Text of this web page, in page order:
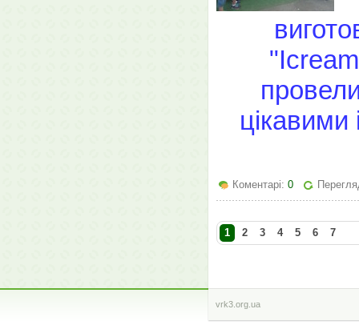
Коментарі: 0
1 2 3 4 5 6 7
vrk3.org.ua